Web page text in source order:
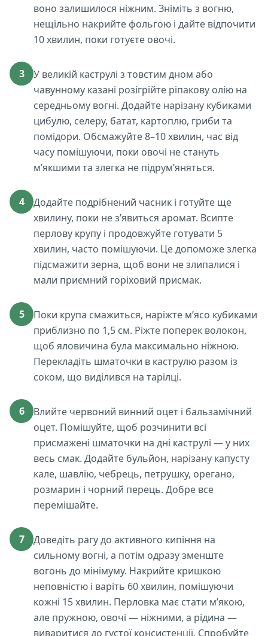
воно залишилося ніжним. Зніміть з вогню,
нещільно накрийте фольгою і дайте відпочити
10 хвилин, поки готуєте овочі.
3
У великій каструлі з товстим дном або
чавунному казані розігрійте ріпакову олію на
середньому вогні. Додайте нарізану кубиками
цибулю, селеру, батат, картоплю, гриби та
помідори. Обсмажуйте 8–10 хвилин, час від
часу помішуючи, поки овочі не стануть
м’якшими та злегка не підрум’яняться.
4
Додайте подрібнений часник і готуйте ще
хвилину, поки не з’явиться аромат. Всипте
перлову крупу і продовжуйте готувати 5
хвилин, часто помішуючи. Це допоможе злегка
підсмажити зерна, щоб вони не злипалися і
мали приємний горіховий присмак.
5
Поки крупа смажиться, наріжте м’ясо кубиками
приблизно по 1,5 см. Ріжте поперек волокон,
щоб яловичина була максимально ніжною.
Перекладіть шматочки в каструлю разом із
соком, що виділився на тарілці.
6
Влийте червоний винний оцет і бальзамічний
оцет. Помішуйте, щоб розчинити всі
присмажені шматочки на дні каструлі — у них
весь смак. Додайте бульйон, нарізану капусту
кале, шавлію, чебрець, петрушку, орегано,
розмарин і чорний перець. Добре все
перемішайте.
7
Доведіть рагу до активного кипіння на
сильному вогні, а потім одразу зменште
вогонь до мінімуму. Накрийте кришкою
неповністю і варіть 60 хвилин, помішуючи
кожні 15 хвилин. Перловка має стати м’якою,
але пружною, овочі — ніжними, а рідина —
виваритися до густої консистенції. Спробуйте